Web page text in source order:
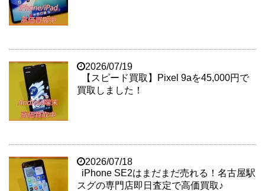
2026/07/19
【スピード買取】Pixel 9aを45,000円で
買取しました！
2026/07/18
iPhone SE2はまだまだ売れる！名古屋駅
スグの専門店即日査定で高価買取♪